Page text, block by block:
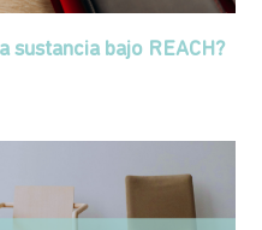
sustancia bajo REACH?